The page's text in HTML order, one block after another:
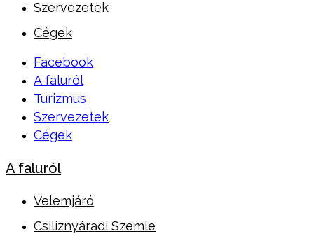
Szervezetek
Cégek
Facebook
A faluról
Turizmus
Szervezetek
Cégek
A faluról
Velemjáró
Csiliznyáradi Szemle